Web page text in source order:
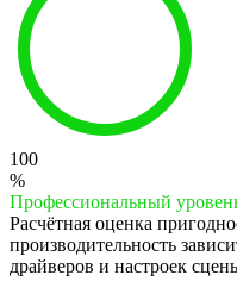
100
%
Профессиональный
Расчётная оценка
производительность
драйверов и настроек